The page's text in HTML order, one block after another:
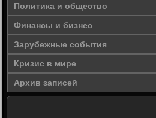
Политика и общество
Финансы и бизнес
Зарубежные события
Кризис в мире
Архив записей